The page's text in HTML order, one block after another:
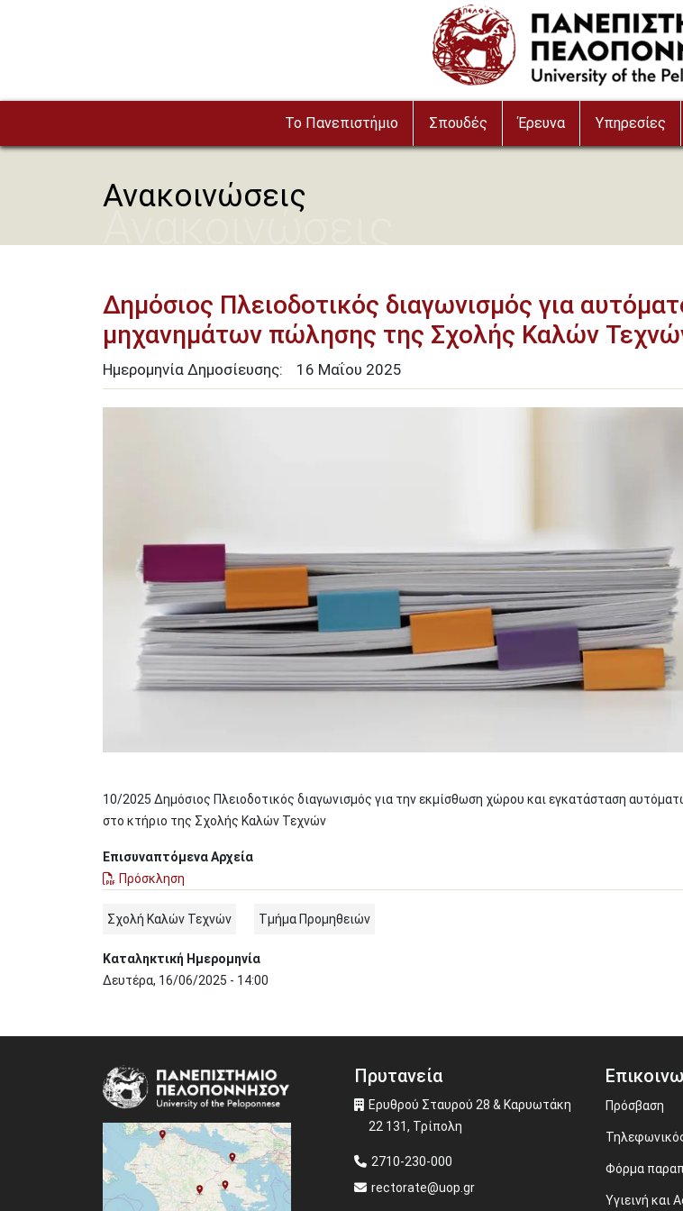
To Πανεπιστήμιο Σπουδές Έρευνα Υπηρεσίες
Ανακοινώσεις
Ανακοινώσεις
Δημόσιος Πλειοδοτικός διαγωνισμός για
μηχανημάτων πώλησης της Σχολής Καλών
Ημερομηνία Δημοσίευσης: 16 Μαΐου 2025
10/2025 Δημόσιος Πλειοδοτικός διαγωνισμός για την εκμίσθωση χώρου και εγκατάσταση
στο κτήριο της Σχολής Καλών Τεχνών
Επισυναπτόμενα Αρχεία
Πρόσκληση
Σχολή Καλών Τεχνών Τμήμα Προμηθειών
Καταληκτική Ημερομηνία
Δευτέρα, 16/06/2025 - 14:00
Image Πρυτανεία
Ερυθρού Σταυρού 28 & Καρυωτάκη
22 131, Τρίπολη
2710-230-000
rectorate@uop.gr
Πρόσβαση
Φόρμα
Υγιεινή και